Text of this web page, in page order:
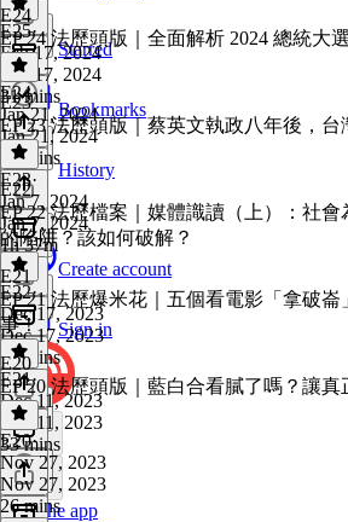
Starred
Bookmarks
History
Create account
Sign in
Get the app
E25·
Feb 17, 2024
Feb 17, 2024
31 mins
E24
EP 24 法歷頭版｜全面解析 2024 總統大
E24·
Jan 21, 2024
Jan 21, 2024
56 mins
E23
EP 23 法歷頭版｜蔡英文執政八年後，台
E23·
Jan 7, 2024
Jan 7, 2024
1h 37m
E22
EP 22 法歷檔案｜媒體識讀（上）：社
的陷阱？該如何破解？
E22·
Dec 17, 2023
Dec 17, 2023
44 mins
E21
EP 21 法歷爆米花｜五個看電影「拿破
事！
E21·
Dec 11, 2023
Dec 11, 2023
33 mins
E20
EP 20 法歷頭版｜藍白合看膩了嗎？讓真
E20·
Nov 27, 2023
Nov 27, 2023
26 mins